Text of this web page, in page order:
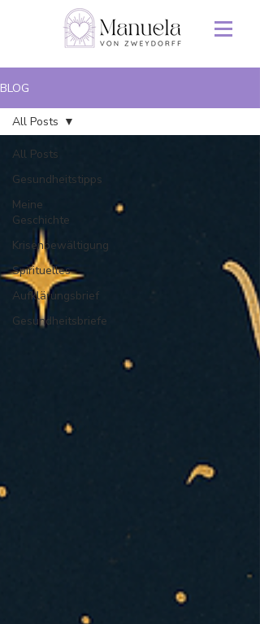
BLOG
All Posts
Gesundheitstipps
Meine
Geschichte
Krisenbewältigung
Spirituelles
Aufklärungsbrief
Gesundheitsbriefe
All Posts